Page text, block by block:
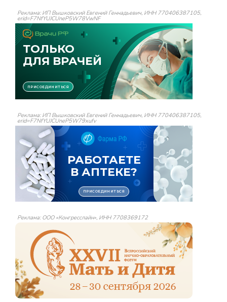
Реклама: ИП Вышковский Евгений Геннадьевич, ИНН 770406387105,
erid=F7NfYUJCUneP5W78VwNF
Реклама: ИП Вышковский Евгений Геннадьевич, ИНН 770406387105,
erid=F7NfYUJCUneP5W79xufv
Реклама: ООО «Конгресслайн», ИНН 7708369172